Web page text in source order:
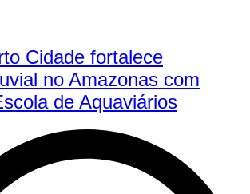
Cidade fortalece
no Amazonas com
de Aquaviários